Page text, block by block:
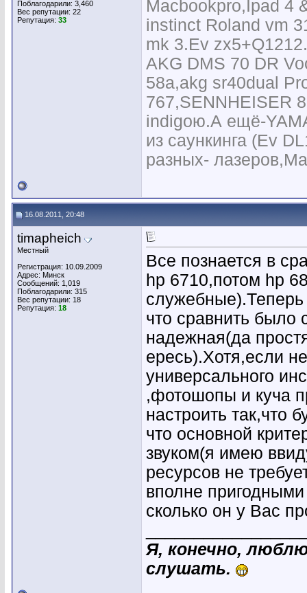
Поблагодарили: 3,460
Вес репутации: 22
Репутация: 33
Macbookpro,Ipad 4
instinct Roland vm
mk 3.Ev zx5+Q1212.
AKG DMS 70 DR
58a,akg sr40dual
767,SENNHEISER
indigoю.А ещё-
из саункинга (Ev
разных-
16.08.2011, 20:48
timapheich
Местный
Регистрация: 10.09.2009
Адрес: Минск
Сообщений: 1,019
Поблагодарили: 315
Вес репутации: 18
Репутация: 18
Все познается в
hp 6710,потом hp
служебные).Теперь
что сравнить было
надежная(да
ересь).Хотя,если
универсального
,фотошопы и куча
настроить так,что
что основной
звуком(я имею
ресурсов не
вполне
сколько он у Вас
Я, конечно,
слушать.